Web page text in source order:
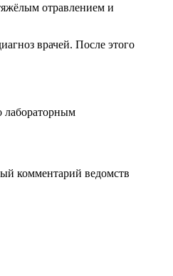
отравлением и
врачей. После этого
лабораторным
комментарий ведомств